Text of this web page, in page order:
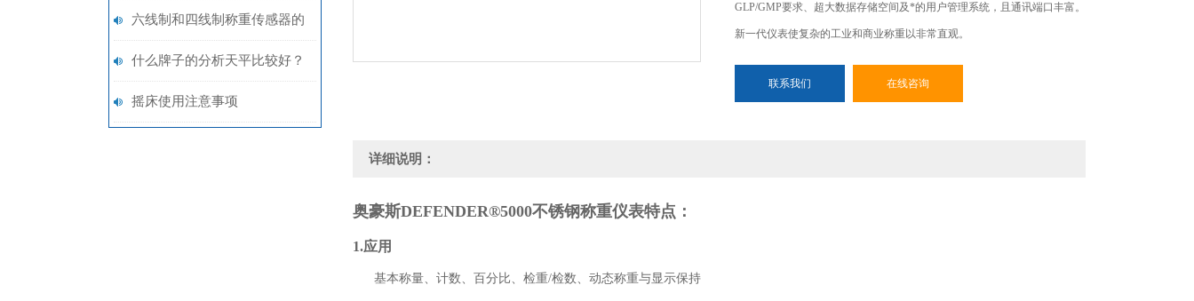
六线制和四线制称重传感器的
接线方法
什么牌子的分析天平比较好？
摇床使用注意事项
GLP/GMP要求、超大数据存储空间及*的用户管理系统，且通讯端口丰富。
新一代仪表使复杂的工业和商业称重以非常直观。
联系我们 在线咨询
详细说明：
奥豪斯DEFENDER®5000不锈钢称重仪表特点：
1.应用
基本称量、计数、百分比、检重/检数、动态称重与显示保持